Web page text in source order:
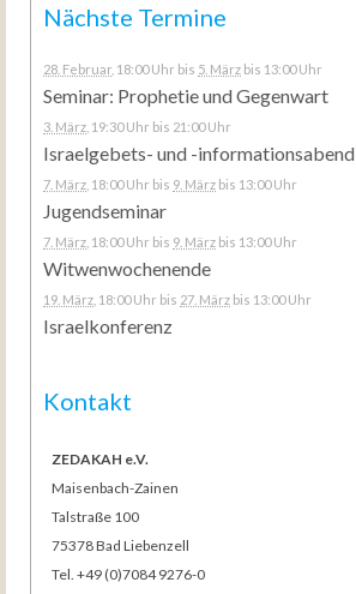
Nächste Termine
28. Februar , 18:00 Uhr bis 5. März bis 13:00 Uhr
Seminar: Prophetie und Gegenwart
3. März , 19:30 Uhr bis 21:00 Uhr
Israelgebets- und -informationsabend
7. März , 18:00 Uhr bis 9. März bis 13:00 Uhr
Jugendseminar
7. März , 18:00 Uhr bis 9. März bis 13:00 Uhr
Witwenwochenende
19. März , 18:00 Uhr bis 27. März bis 13:00 Uhr
Israelkonferenz
Kontakt
ZEDAKAH e.V.
Maisenbach-Zainen
Talstraße 100
75378 Bad Liebenzell
Tel. +49 (0)7084 9276-0